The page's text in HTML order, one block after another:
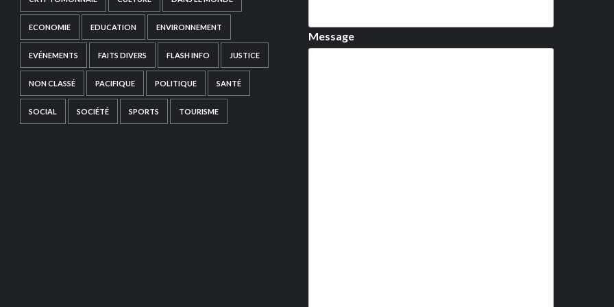
ECONOMIE EDUCATION ENVIRONNEMENT
EVÉNEMENTS FAITS DIVERS FLASH INFO JUSTICE
NON CLASSÉ PACIFIQUE POLITIQUE SANTÉ
SOCIAL SOCIÉTÉ SPORTS TOURISME
Message